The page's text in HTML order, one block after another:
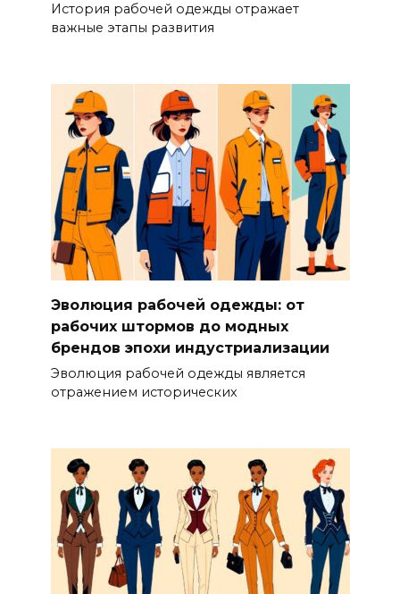
История рабочей одежды отражает
важные этапы развития
Эволюция рабочей одежды: от
рабочих штормов до модных
брендов эпохи индустриализации
Эволюция рабочей одежды является
отражением исторических